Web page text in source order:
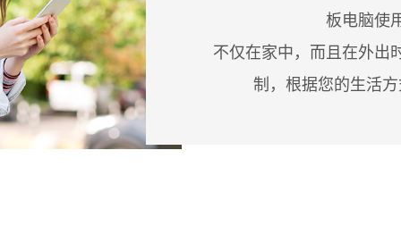
板电脑使
不仅在家中，而且在外出
制，根据您的生活